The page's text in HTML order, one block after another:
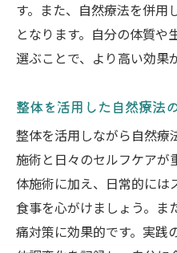
す。また、自然療法を併用
となります。自分の体質や
選ぶことで、より高い効果
整体を活用した自然療法
整体を活用しながら自然療
施術と日々のセルフケアが
体施術に加え、日常的に
食事を心がけましょう。ま
痛対策に効果的です。実践